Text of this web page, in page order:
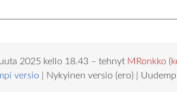
2025 kello 18.43 – tehnyt MRonkko (
versio | Nykyinen versio (ero) |